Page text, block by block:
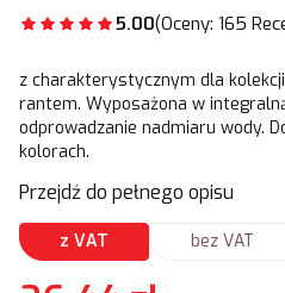
5.00(Oceny: 165
z charakterystycznym dla
rantem. Wyposażona w
odprowadzanie nadmiaru wody.
kolorach.
Przejdź do pełnego opisu
z VAT bez VAT